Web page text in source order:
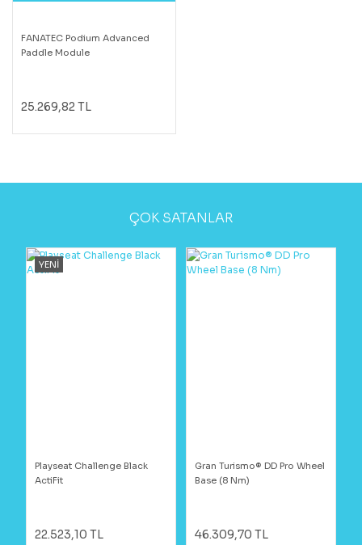
FANATEC Podium Advanced
Paddle Module
25.269,82 TL
ÇOK SATANLAR
YENİ
Playseat Challenge Black
ActiFit
22.523,10 TL
Gran Turismo® DD Pro Wheel
Base (8 Nm)
46.309,70 TL